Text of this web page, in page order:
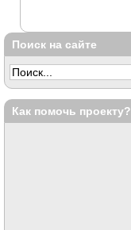
Поиск на сайте
Как помочь проекту?